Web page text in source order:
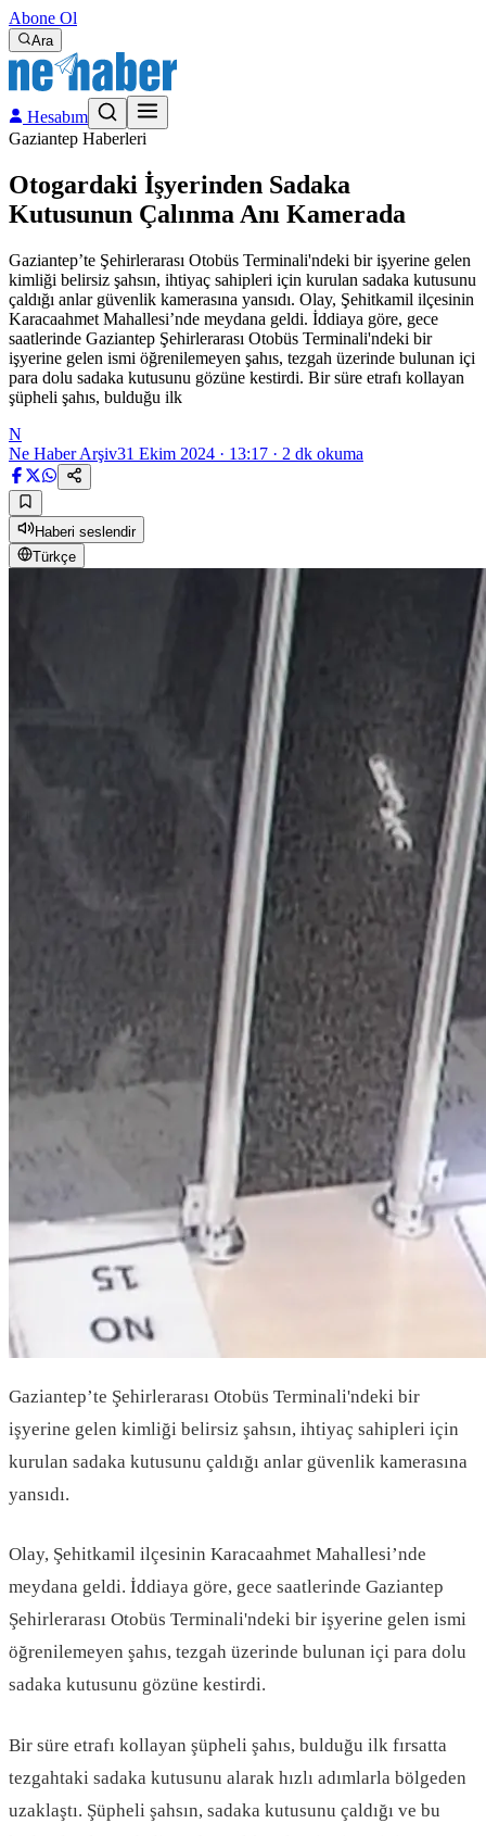
Abone Ol
Ara
Hesabım
Gaziantep Haberleri
Otogardaki İşyerinden Sadaka
Kutusunun Çalınma Anı Kamerada
Gaziantep’te Şehirlerarası Otobüs Terminali'ndeki bir işyerine gelen
kimliği belirsiz şahsın, ihtiyaç sahipleri için kurulan sadaka kutusunu
çaldığı anlar güvenlik kamerasına yansıdı. Olay, Şehitkamil ilçesinin
Karacaahmet Mahallesi’nde meydana geldi. İddiaya göre, gece
saatlerinde Gaziantep Şehirlerarası Otobüs Terminali'ndeki bir
işyerine gelen ismi öğrenilemeyen şahıs, tezgah üzerinde bulunan içi
para dolu sadaka kutusunu gözüne kestirdi. Bir süre etrafı kollayan
şüpheli şahıs, bulduğu ilk
N
Ne Haber Arşiv31 Ekim 2024 · 13:17 · 2 dk okuma
Haberi seslendir
Türkçe
Gaziantep’te Şehirlerarası Otobüs Terminali'ndeki bir
işyerine gelen kimliği belirsiz şahsın, ihtiyaç sahipleri için
kurulan sadaka kutusunu çaldığı anlar güvenlik kamerasına
yansıdı.
Olay, Şehitkamil ilçesinin Karacaahmet Mahallesi’nde
meydana geldi. İddiaya göre, gece saatlerinde Gaziantep
Şehirlerarası Otobüs Terminali'ndeki bir işyerine gelen ismi
öğrenilemeyen şahıs, tezgah üzerinde bulunan içi para dolu
sadaka kutusunu gözüne kestirdi.
Bir süre etrafı kollayan şüpheli şahıs, bulduğu ilk fırsatta
tezgahtaki sadaka kutusunu alarak hızlı adımlarla bölgeden
uzaklaştı. Şüpheli şahsın, sadaka kutusunu çaldığı ve bu